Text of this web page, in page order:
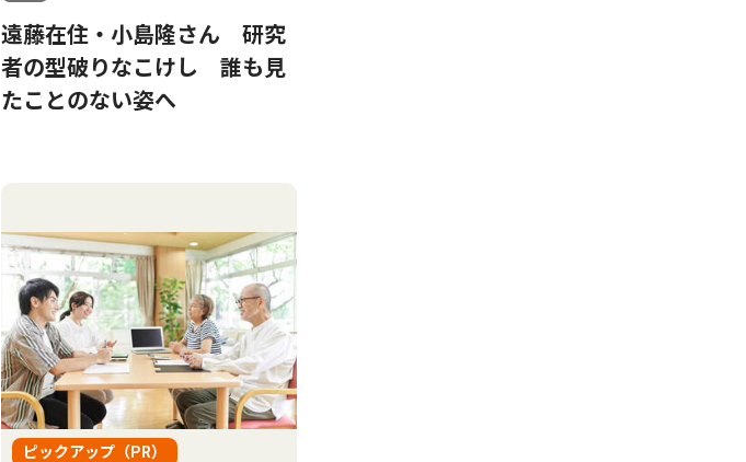
遠藤在住・小島隆さん 研究
者の型破りなこけし 誰も見
たことのない姿へ
ピックアップ（PR）